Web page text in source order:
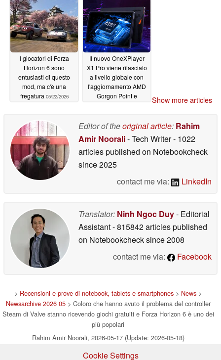
dollari05/22/2026
I giocatori di Forza
Horizon 6 sono
entusiasti di questo
mod, ma c'è una
fregatura 05/22/2026
Il nuovo OneXPlayer
X1 Pro viene rilasciato
a livello globale con
l'aggiornamento AMD
Gorgon Point e
Show more articles
Editor of theoriginal article: Rahim
Amir Noorali- Tech Writer- 1022
articles published on Notebookcheck
since 2025
contact me via:
LinkedIn
Translator: Ninh Ngoc Duy- Editorial
Assistant- 815842 articles published
on Notebookchecksince 2008
contact me via:
Facebook
> Recensioni e prove di notebook, tablets e smartphones > News >
Newsarchive 2026 05> Coloro che hanno avuto il problema del controller
Steam di Valve stanno ricevendo giochi gratuiti e Forza Horizon 6 è uno dei
più popolari
Rahim Amir Noorali, 2026-05-17 (Update: 2026-05-18)
Cookie Settings